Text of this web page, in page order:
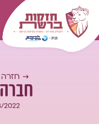
התחברות
→
2022